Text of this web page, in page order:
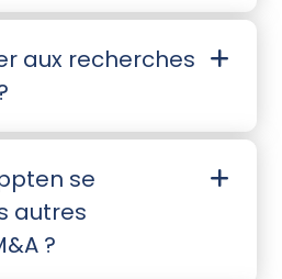
aux recherches
se
autres
?